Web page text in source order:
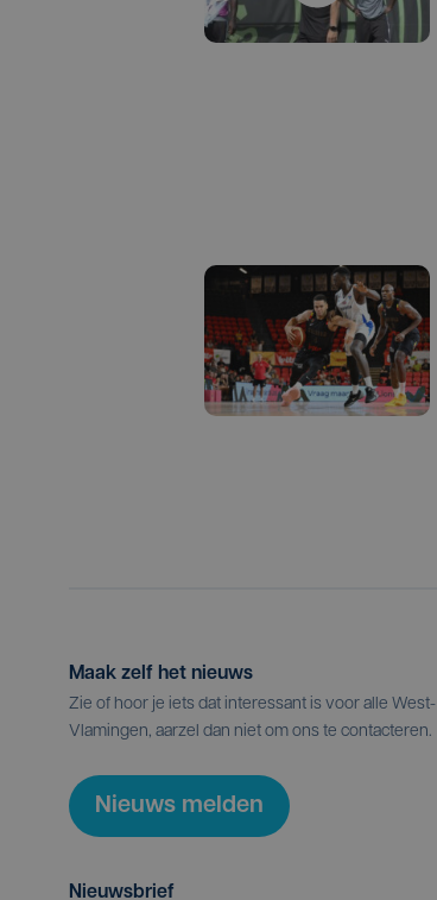
Maak zelf het nieuws
Zie of hoor je iets dat interessant is voor alle West-
Vlamingen, aarzel dan niet om ons te contacteren.
Nieuws melden
Nieuwsbrief